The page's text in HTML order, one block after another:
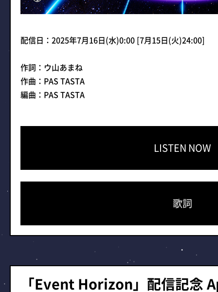
配信日：2025年7月16日(水)0:00 [7月15日(火)24:00]
作詞：ウ山あまね
作曲：PAS TASTA
編曲：PAS TASTA
LISTEN NOW
歌詞
「Event Horizon」配信記念